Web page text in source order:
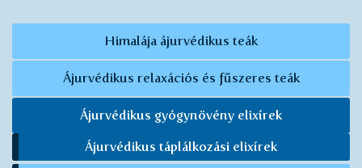
Himalája ájurvédikus teák
Ájurvédikus relaxációs és fűszeres teák
Ájurvédikus gyógynövény elixírek
Ájurvédikus táplálkozási elixírek